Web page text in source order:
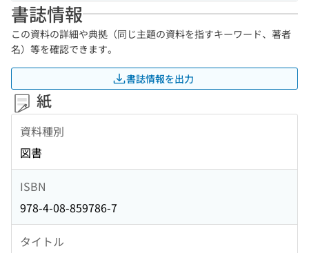
書誌情報
この資料の詳細や典拠（同じ主題の資料を指すキーワード、著者
名）等を確認できます。
書誌情報を出力
紙
資料種別
図書
ISBN
978-4-08-859786-7
タイトル